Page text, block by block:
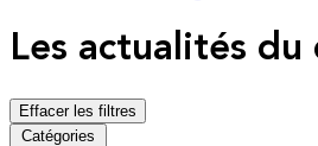
Les actualités du
Effacer les filtres
Catégories